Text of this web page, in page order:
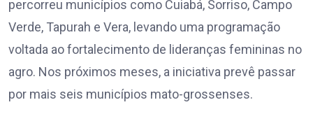
percorreu municípios como Cuiabá, Sorriso, Campo
Verde, Tapurah e Vera, levando uma programação
voltada ao fortalecimento de lideranças femininas no
agro. Nos próximos meses, a iniciativa prevê passar
por mais seis municípios mato-grossenses.